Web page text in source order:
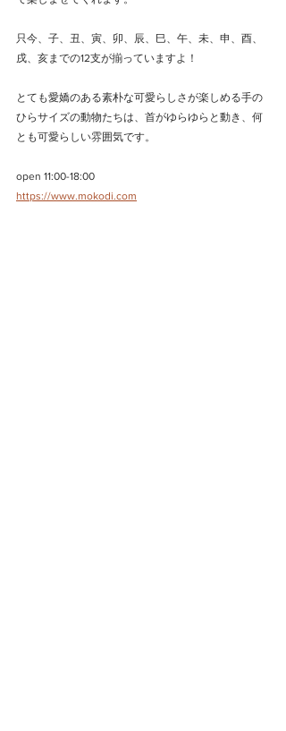
只今、子、丑、寅、卯、辰、巳、午、未、申、酉、
戌、亥までの12支が揃っていますよ！
とても愛嬌のある素朴な可愛らしさが楽しめる手の
ひらサイズの動物たちは、首がゆらゆらと動き、何
とも可愛らしい雰囲気です。
open 11:00-18:00
https://www.mokodi.com